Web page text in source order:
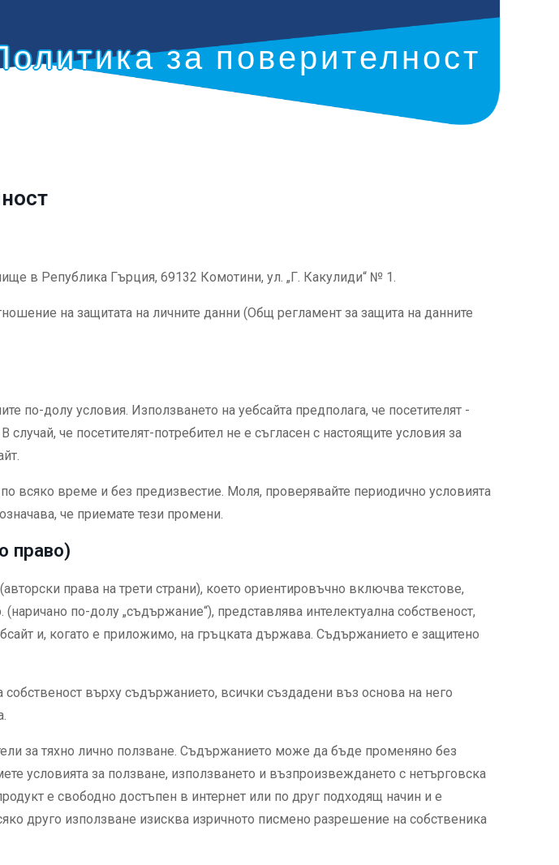
за поверителност
в Република Гърция, 69132 Комотини, ул. „Г. Какулиди“ № 1.
на защитата на личните данни (Общ регламент за защита на данните
по-долу условия. Използването на уебсайта предполага, че посетителят -
че посетителят-потребител не е съгласен с настоящите условия за
всяко време и без предизвестие. Моля, проверявайте периодично условията
че приемате тези промени.
право)
права на трети страни), което ориентировъчно включва текстове,
по-долу „съдържание“), представлява интелектуална собственост,
и, когато е приложимо, на гръцката държава. Съдържанието е защитено
върху съдържанието, всички създадени въз основа на него
за тяхно лично ползване. Съдържанието може да бъде променяно без
условията за ползване, използването и възпроизвеждането с нетърговска
е свободно достъпен в интернет или по друг подходящ начин и е
друго използване изисква изричното писмено разрешение на собственика